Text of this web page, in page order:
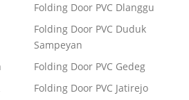
Folding Door PVC Dlanggu
Folding Door PVC Duduk
Sampeyan
Folding Door PVC Gedeg
Folding Door PVC Jatirejo